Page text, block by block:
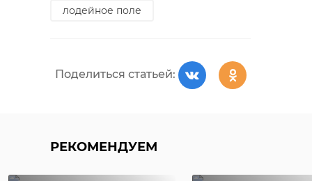
лодейное поле
Поделиться статьей:
РЕКОМЕНДУЕМ